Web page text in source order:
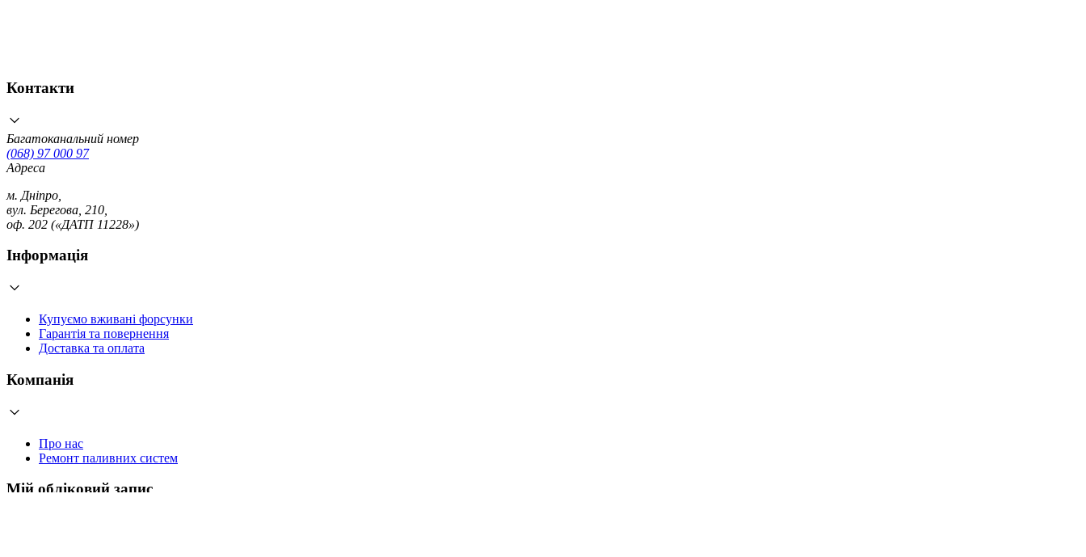
Контакти
Багатоканальний номер
(068) 97 000 97
Адреса
м. Дніпро,
вул. Берегова, 210,
оф. 202 («ДАТП 11228»)
Інформація
Купуємо вживані форсунки
Гарантія та повернення
Доставка та оплата
Компанія
Про нас
Ремонт паливних систем
Мій обліковий запис